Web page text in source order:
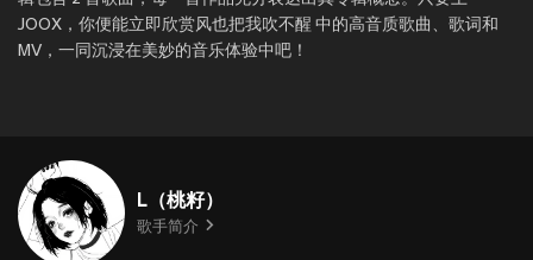
JOOX，你便能立即欣赏风也把我吹不醒 中的高音质歌曲、歌词和
MV，一同沉浸在美妙的音乐体验中吧！
L（桃籽）
歌手简介